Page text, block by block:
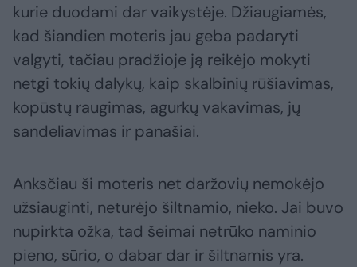
kurie duodami dar vaikystėje. Džiaugiamės,
kad šiandien moteris jau geba padaryti
valgyti, tačiau pradžioje ją reikėjo mokyti
netgi tokių dalykų, kaip skalbinių rūšiavimas,
kopūstų raugimas, agurkų vakavimas, jų
sandeliavimas ir panašiai.
Anksčiau ši moteris net daržovių nemokėjo
užsiauginti, neturėjo šiltnamio, nieko. Jai buvo
nupirkta ožka, tad šeimai netrūko naminio
pieno, sūrio, o dabar dar ir šiltnamis yra.